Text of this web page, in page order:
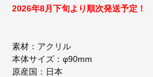
2026年8月下旬より順次発送予定！
素材：アクリル
本体サイズ：φ90mm
原産国：日本